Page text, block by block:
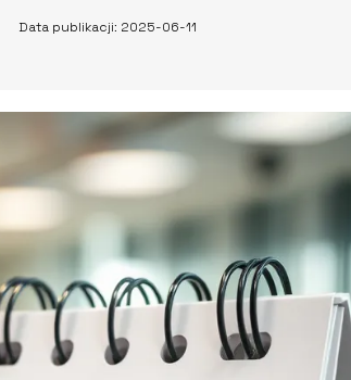
Data publikacji: 2025-06-11